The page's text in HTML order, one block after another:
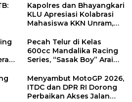
Kapolres dan Bhayangkari
KLU Apresiasi Kolabrasi
Mahasiswa KKN Unram,
Sampah Jadi Rupiah
Pecah Telur di Kelas
600cc Mandalika Racing
Series, “Sasak Boy” Arai
Kemenangan
Menyambut MotoGP 2026,
ITDC dan DPR RI Dorong
Perbaikan Akses Jalan